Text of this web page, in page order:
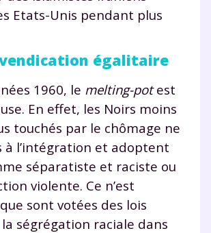
Etats-Unis pendant plus
égalitaire
1960, le melting-potest
En effet, les Noirs moins
touchés par le chômage ne
à l’intégration et adoptent
séparatiste et raciste ou
violente. Ce n’est
sont votées des lois
ségrégation raciale dans